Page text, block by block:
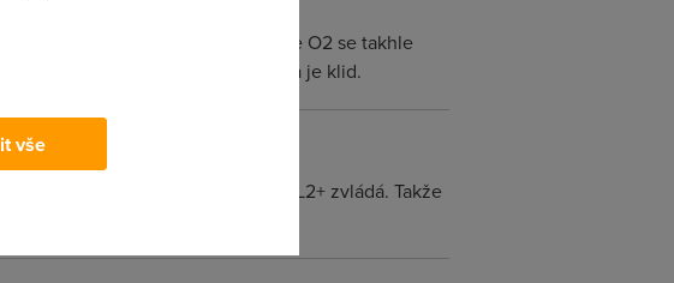
modem to zvládne určitě. Takže O2 se takhle
modemy za ADSL2+ a je klid.
vydal v3 firmware, který už ADSL2+ zvládá. Takže
vše